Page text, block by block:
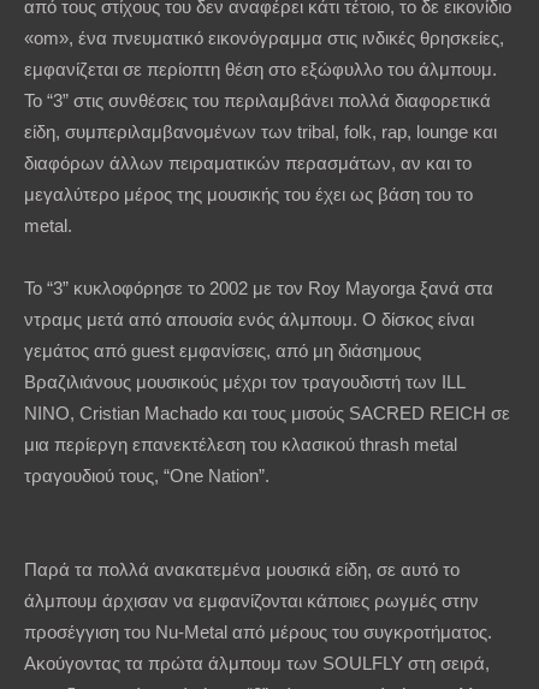
από τους στίχους του δεν αναφέρει κάτι τέτοιο, το δε εικονίδιο
«om», ένα πνευματικό εικονόγραμμα στις ινδικές θρησκείες,
εμφανίζεται σε περίοπτη θέση στο εξώφυλλο του άλμπουμ.
Το “3” στις συνθέσεις του περιλαμβάνει πολλά διαφορετικά
είδη, συμπεριλαμβανομένων των tribal, folk, rap, lounge και
διαφόρων άλλων πειραματικών περασμάτων, αν και το
μεγαλύτερο μέρος της μουσικής του έχει ως βάση του το
metal.
Το “3” κυκλοφόρησε το 2002 με τον Roy Mayorga ξανά στα
ντραμς μετά από απουσία ενός άλμπουμ. Ο δίσκος είναι
γεμάτος από guest εμφανίσεις, από μη διάσημους
Βραζιλιάνους μουσικούς μέχρι τον τραγουδιστή των ILL
NINO, Cristian Machado και τους μισούς SACRED REICH σε
μια περίεργη επανεκτέλεση του κλασικού thrash metal
τραγουδιού τους, “One Nation”.
Παρά τα πολλά ανακατεμένα μουσικά είδη, σε αυτό το
άλμπουμ άρχισαν να εμφανίζονται κάποιες ρωγμές στην
προσέγγιση του Nu-Metal από μέρους του συγκροτήματος.
Ακούγοντας τα πρώτα άλμπουμ των SOULFLY στη σειρά,